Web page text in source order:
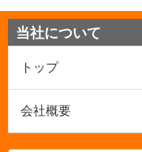
当社について
トップ
会社概要